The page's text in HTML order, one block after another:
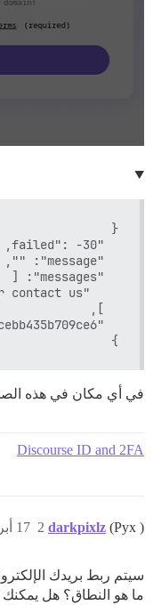
}
في أي مكان في هذه
Discourse ID and 2FA
darkpixlz (Pyx ) 17 أبريل 2026، 3:08م 2
ما هو النطاق؟ هل يمكنك